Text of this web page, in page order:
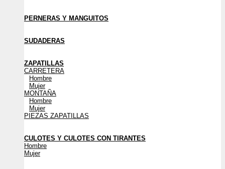
PERNERAS Y MANGUITOS
SUDADERAS
ZAPATILLAS
CARRETERA
Hombre
Mujer
MONTAÑA
Hombre
Mujer
PIEZAS ZAPATILLAS
CULOTES Y CULOTES CON TIRANTES
Hombre
Mujer